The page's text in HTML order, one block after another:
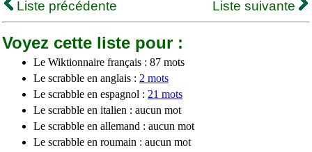
Liste précédente
Liste suivante
Voyez cette liste pour :
Le Wiktionnaire français : 87 mots
Le scrabble en anglais : 2 mots
Le scrabble en espagnol : 21 mots
Le scrabble en italien : aucun mot
Le scrabble en allemand : aucun mot
Le scrabble en roumain : aucun mot